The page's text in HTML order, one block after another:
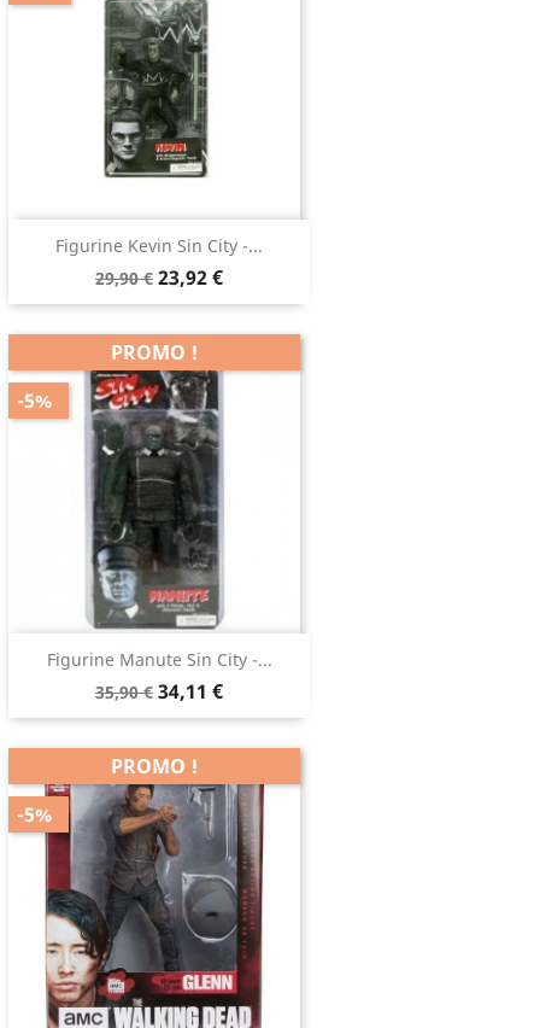
Figurine Kevin Sin City -...
29,90 € 23,92 €
Figurine Manute Sin City -...
35,90 € 34,11 €
PROMO !
-5%
PROMO !
-5%